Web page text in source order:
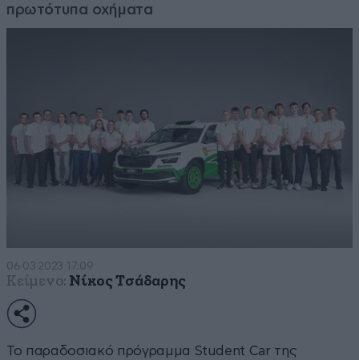
πρωτότυπα οχήματα
06·03·2023 17:09
Κείμενο: Νίκος Τσάδαρης
Το παραδοσιακό πρόγραμμα Student Car της